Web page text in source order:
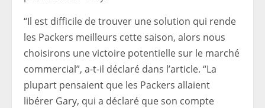
“Il est difficile de trouver une solution qui rende
les Packers meilleurs cette saison, alors nous
choisirons une victoire potentielle sur le marché
commercial”, a-t-il déclaré dans l’article. “La
plupart pensaient que les Packers allaient
libérer Gary, qui a déclaré que son compte